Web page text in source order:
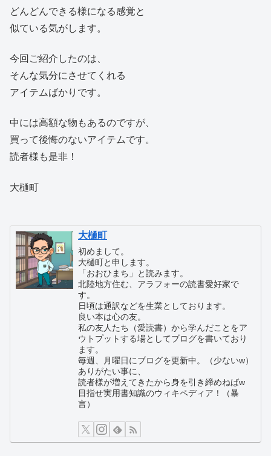
どんどんできる様になる感覚と
似ている気がします。
今回ご紹介したのは、
そんな気分にさせてくれる
アイテムばかりです。
中には高額な物もあるのですが、
買って後悔のないアイテムです。
読者様も是非！
大樋町
大樋町
初めまして。
大樋町と申します。
「おおひまち」と読みます。
北陸地方住む、アラフォーの読書愛好家で
す。
日頃は通訳などを生業としております。
良い本は心の友。
私の友人たち（愛読書）から学んだことをア
ウトプットする場としてブログを書いており
ます。
毎週、月曜日にブログを更新中。（少ないw）
ありがたい事に、
読者様が増えてきたから身を引き締めねばw
目指せ実用書知識のウィキペディア！（暴
言）